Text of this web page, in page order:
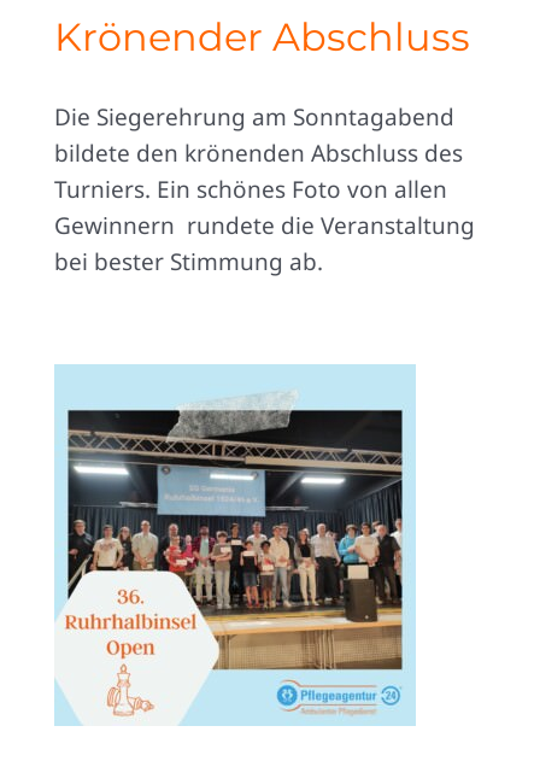
Krönender Abschluss
Die Siegerehrung am Sonntagabend
bildete den krönenden Abschluss des
Turniers. Ein schönes Foto von allen
Gewinnern rundete die Veranstaltung
bei bester Stimmung ab.